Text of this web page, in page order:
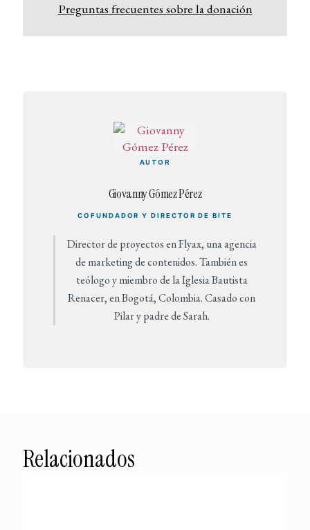
Preguntas frecuentes sobre la donación
AUTOR
Giovanny Gómez Pérez
COFUNDADOR Y DIRECTOR DE BITE
Director de proyectos en Flyax, una agencia
de marketing de contenidos. También es
teólogo y miembro de la Iglesia Bautista
Renacer, en Bogotá, Colombia. Casado con
Pilar y padre de Sarah.
Relacionados